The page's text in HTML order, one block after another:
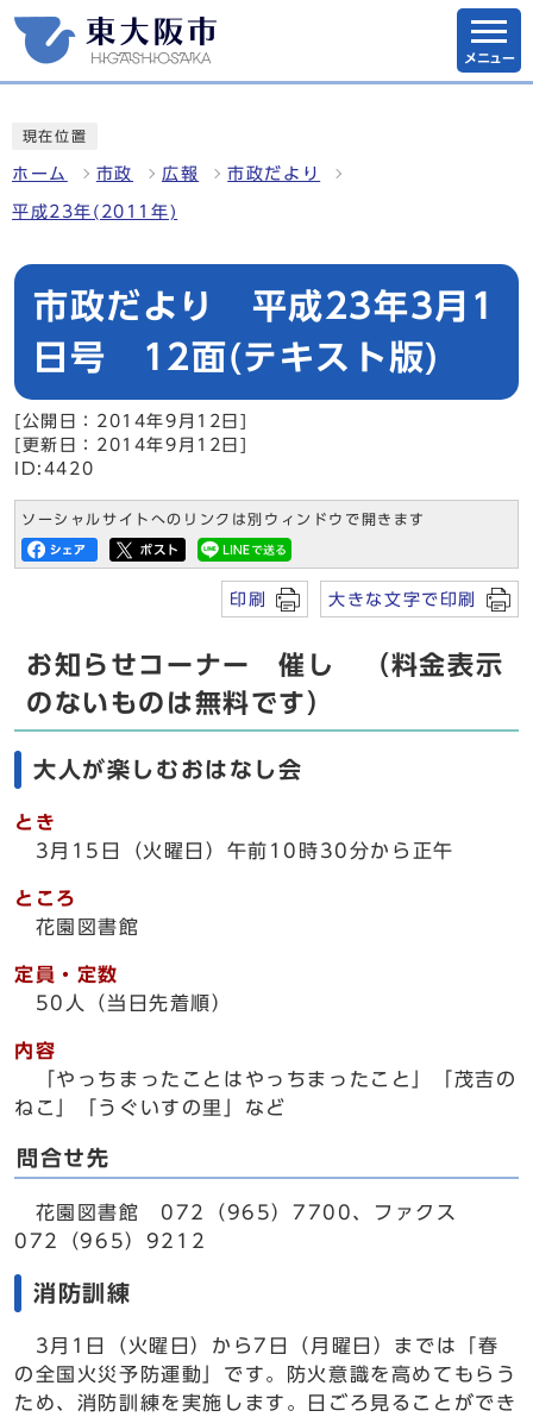
メニュー
現在位置
ホーム 市政 広報 市政だより
平成23年(2011年)
市政だより 平成23年3月1
日号 12面(テキスト版)
[公開日：2014年9月12日]
[更新日：2014年9月12日]
ID:4420
ソーシャルサイトへのリンクは別ウィンドウで開きます
印刷 大きな文字で印刷
お知らせコーナー 催し （料金表示
のないものは無料です）
大人が楽しむおはなし会
とき
3月15日（火曜日）午前10時30分から正午
ところ
花園図書館
定員・定数
50人（当日先着順）
内容
「やっちまったことはやっちまったこと」「茂吉の
ねこ」「うぐいすの里」など
問合せ先
花園図書館 072（965）7700、ファクス
072（965）9212
消防訓練
3月1日（火曜日）から7日（月曜日）までは「春
の全国火災予防運動」です。防火意識を高めてもらう
ため、消防訓練を実施します。日ごろ見ることができ